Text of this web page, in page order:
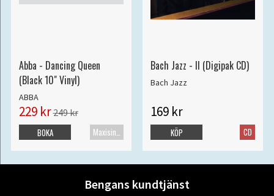
Abba - Dancing Queen
(Black 10" Vinyl)
ABBA
229 kr249 kr
Maxisingel
BOKA
Bach Jazz - II (Digipak CD)
Bach Jazz
169 kr
CD
KÖP
Bengans kundtjänst